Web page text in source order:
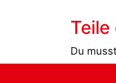
Teile
Du musst